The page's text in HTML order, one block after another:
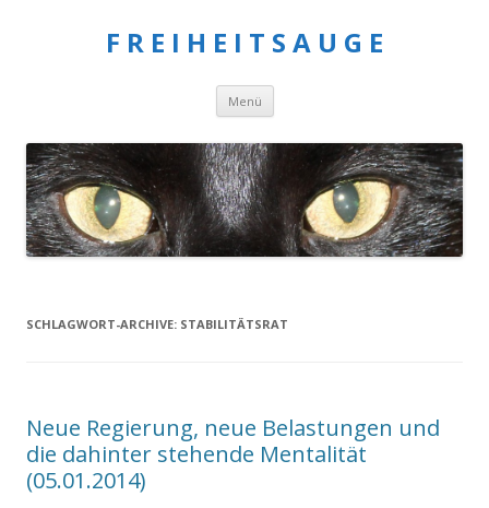
F R E I H E I T S A U G E
Menü Springe
Inhalt
SCHLAGWORT-ARCHIVE: STABILITÄTSRAT
Neue Regierung, neue Belastungen und
die dahinter stehende Mentalität
(05.01.2014)